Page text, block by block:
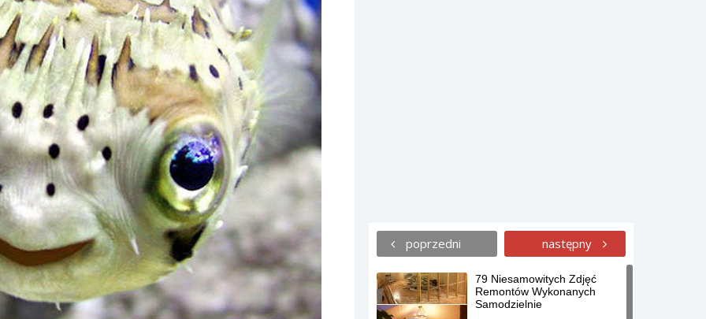
poprzedni następny
79 Niesamowitych Zdjęć
Remontów Wykonanych
Samodzielnie